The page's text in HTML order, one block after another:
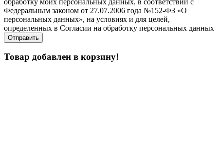
Федеральным законом от 27.07.2006 года №152-ФЗ «О
персональных данных», на условиях и для целей,
определенных в Согласии на обработку персональных данных
Товар добавлен в корзину!